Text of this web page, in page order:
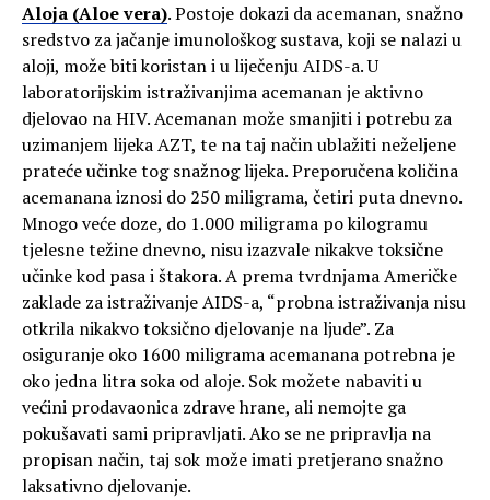
Aloja (Aloe vera). Postoje dokazi da acemanan, snažno
sredstvo za jačanje imunološkog sustava, koji se nalazi u
aloji, može biti koristan i u liječenju AIDS-a. U
laboratorijskim istraživanjima acemanan je aktivno
djelovao na HIV. Acemanan može smanjiti i potrebu za
uzimanjem lijeka AZT, te na taj način ublažiti neželjene
prateće učinke tog snažnog lijeka. Preporučena količina
acemanana iznosi do 250 miligrama, četiri puta dnevno.
Mnogo veće doze, do 1.000 miligrama po kilogramu
tjelesne težine dnevno, nisu izazvale nikakve toksične
učinke kod pasa i štakora. A prema tvrdnjama Američke
zaklade za istraživanje AIDS-a, “probna istraživanja nisu
otkrila nikakvo toksično djelovanje na ljude”. Za
osiguranje oko 1600 miligrama acemanana potrebna je
oko jedna litra soka od aloje. Sok možete nabaviti u
većini prodavaonica zdrave hrane, ali nemojte ga
pokušavati sami pripravljati. Ako se ne pripravlja na
propisan način, taj sok može imati pretjerano snažno
laksativno djelovanje.